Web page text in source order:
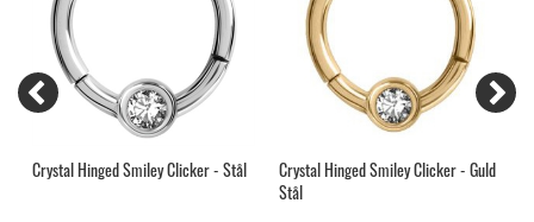
Crystal Hinged Smiley Clicker - Stål
Crystal Hinged Smiley Clicker - Guld
Stål